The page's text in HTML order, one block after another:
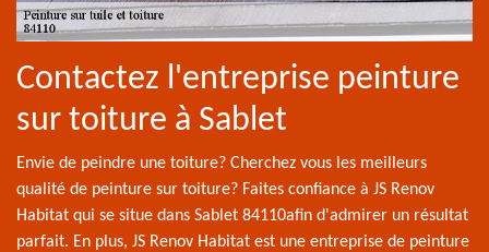
Contactez l'entreprise peinture
sur toiture à Sablet
Envie de peindre une toiture? Cherchez vous les meilleurs
qualité de peinture sur toiture? Faites confiance à JS Renov
Habitat qui se situe dans Sablet 84110afin d'admirer un résultat
parfait. En plus, JS Renov Habitat est une entreprise de peinture